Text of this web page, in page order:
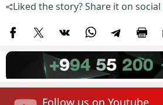
Liked the story? Share it on
Follow us on Youtube